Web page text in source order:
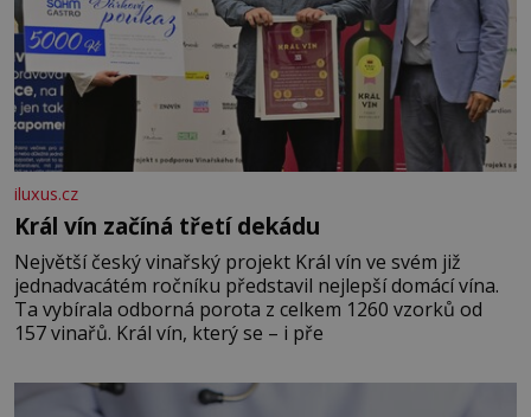
iluxus.cz
Král vín začíná třetí dekádu
Největší český vinařský projekt Král vín ve svém již
jednadvacátém ročníku představil nejlepší domácí vína.
Ta vybírala odborná porota z celkem 1260 vzorků od
157 vinařů. Král vín, který se – i pře